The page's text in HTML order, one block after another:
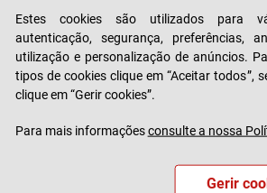
seja
Estes cookies são utilizados para
autenticação, segurança, preferências,
utilização e personalização de anúncios.
tipos de cookies clique em “Aceitar todos”,
clique em “Gerir cookies”.
Para mais informaçõesconsulte a nossa
Gerir